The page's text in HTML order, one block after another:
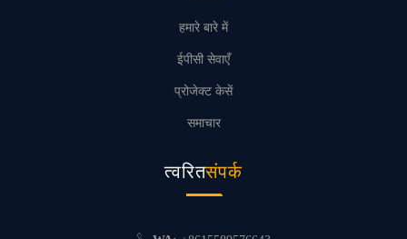
हमारे बारे में
ईपीसी सेवाएँ
प्रोजेक्ट केसें
समाचार
त्वरितसंपर्क